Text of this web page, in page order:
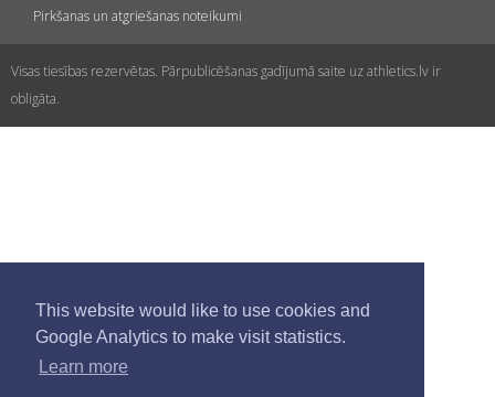
This website would like to use cookies and
Google Analytics to make visit statistics.
Learn more
Pirkšanas un atgriešanas noteikumi
Visas tiesības rezervētas. Pārpublicēšanas gadījumā saite uz athletics.lv ir
obligāta.